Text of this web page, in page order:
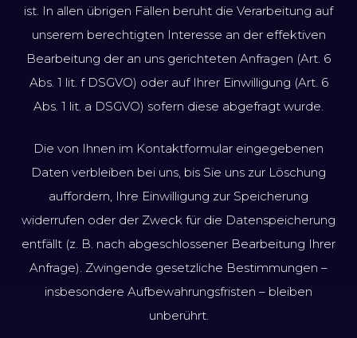
ist. In allen übrigen Fällen beruht die Verarbeitung auf
unserem berechtigten Interesse an der effektiven
Bearbeitung der an uns gerichteten Anfragen (Art. 6
Abs. 1 lit. f DSGVO) oder auf Ihrer Einwilligung (Art. 6
Abs. 1 lit. a DSGVO) sofern diese abgefragt wurde.
Die von Ihnen im Kontaktformular eingegebenen
Daten verbleiben bei uns, bis Sie uns zur Löschung
auffordern, Ihre Einwilligung zur Speicherung
widerrufen oder der Zweck für die Datenspeicherung
entfällt (z. B. nach abgeschlossener Bearbeitung Ihrer
Anfrage). Zwingende gesetzliche Bestimmungen –
insbesondere Aufbewahrungsfristen – bleiben
unberührt.